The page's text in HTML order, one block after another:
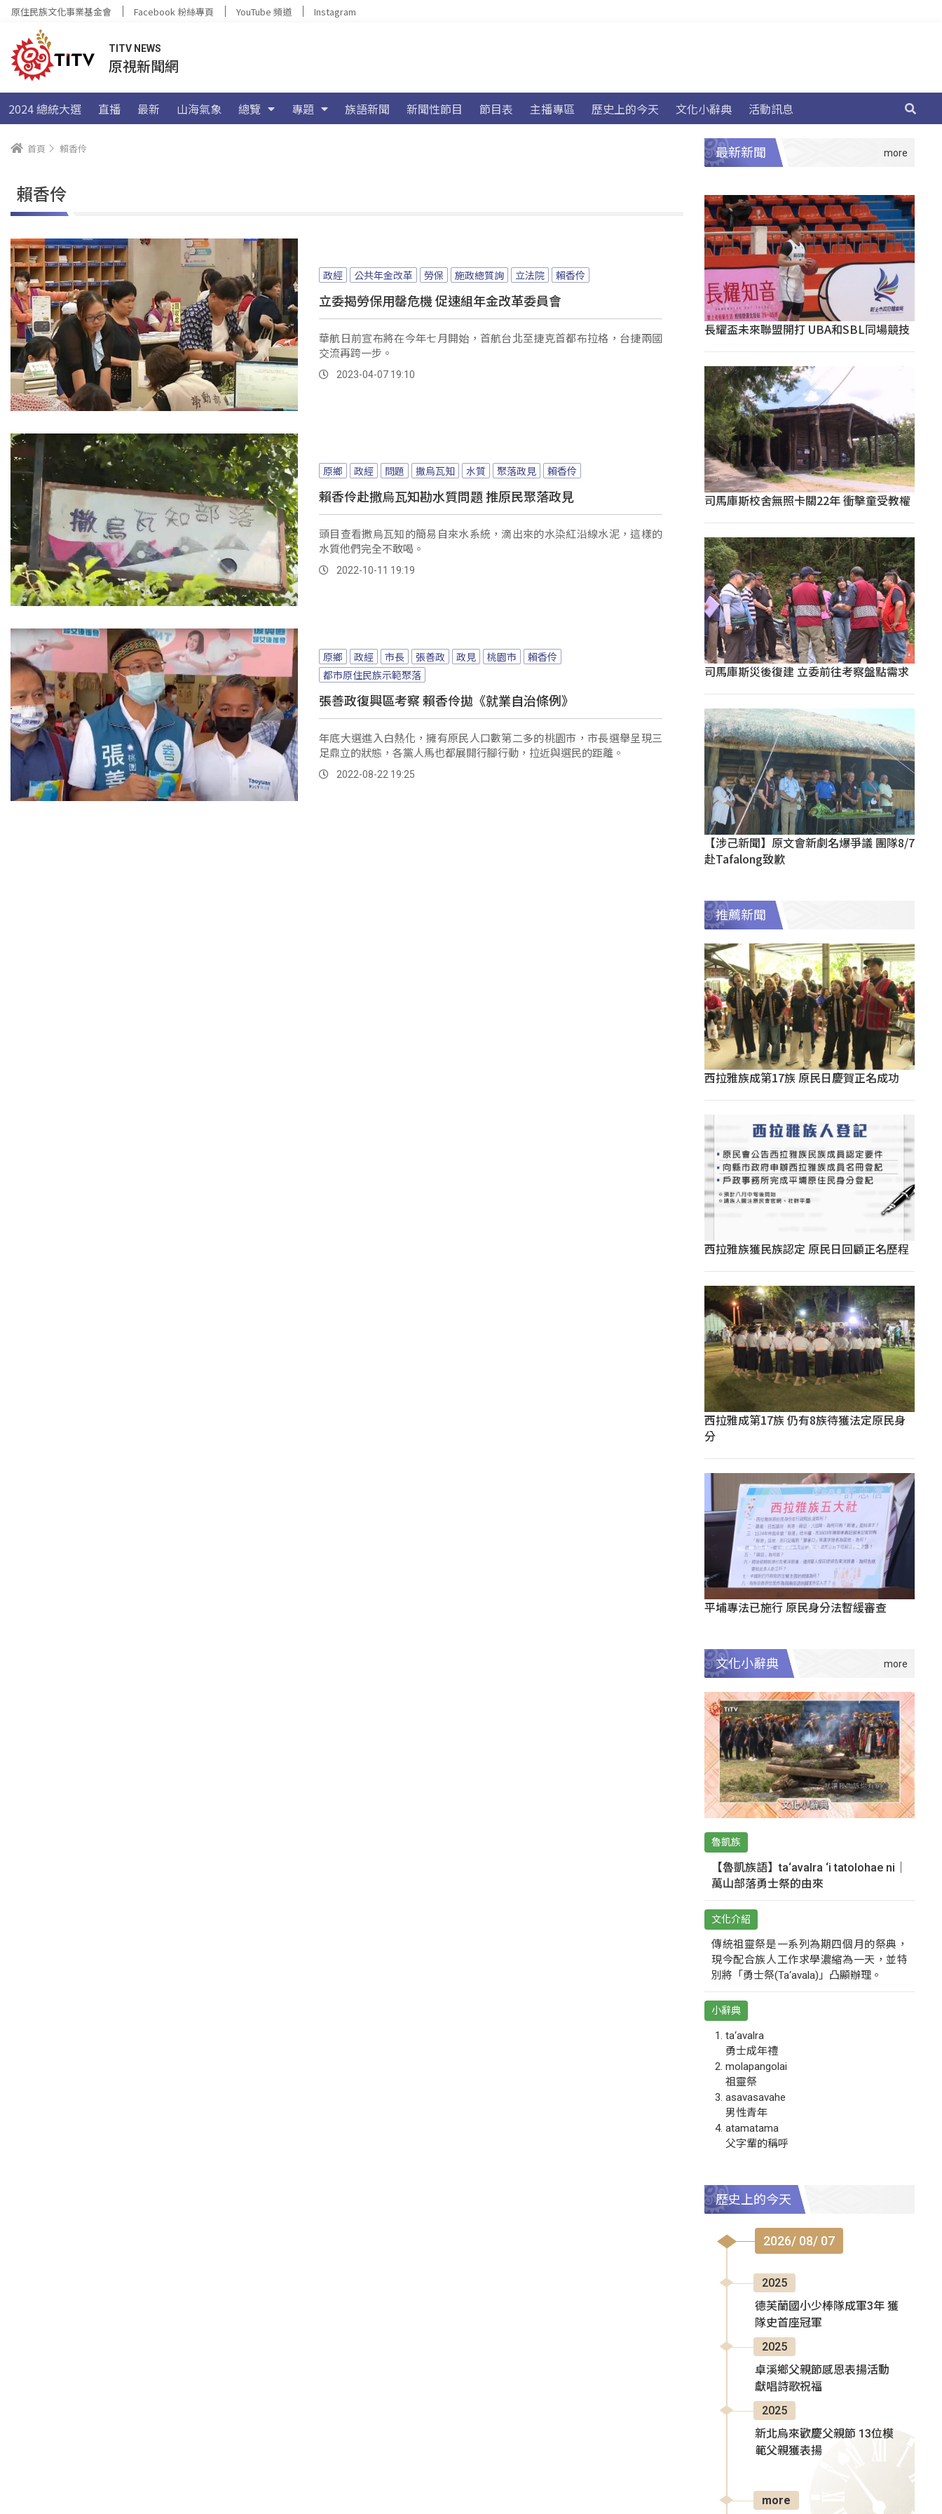
原住民族文化事業基金會 Facebook 粉絲專頁 YouTube 頻道 Instagram
TITV NEWS
原視新聞網
2024 總統大選 直播 最新 山海氣象 總覽 專題 族語新聞 新聞性節目 節目表 主播專區 歷史上的今天 文化小辭典 活動訊息
首頁 賴香伶
賴香伶
政經 公共年金改革 勞保 施政總質詢 立法院 賴香伶
立委揭勞保用罄危機 促速組年金改革委員會
華航日前宣布將在今年七月開始，首航台北至捷克首都布拉格，台捷兩國
交流再跨一步。
2023-04-07 19:10
原鄉 政經 問題 撒烏瓦知 水質 聚落政見 賴香伶
賴香伶赴撒烏瓦知勘水質問題 推原民聚落政見
頭目查看撒烏瓦知的簡易自來水系統，滴出來的水染紅沿線水泥，這樣的
水質他們完全不敢喝。
2022-10-11 19:19
原鄉 政經 市長 張善政 政見 桃園市
賴香伶
都市原住民族示範聚落
張善政復興區考察 賴香伶拋《就業自治條例》
年底大選進入白熱化，擁有原民人口數第二多的桃園市，市長選舉呈現三
足鼎立的狀態，各黨人馬也都展開行腳行動，拉近與選民的距離。
2022-08-22 19:25
最新新聞
長耀盃未來聯盟開打 UBA和SBL同場競技
司馬庫斯校舍無照卡關22年 衝擊童受教權
司馬庫斯災後復建 立委前往考察盤點需求
【涉己新聞】原文會新劇名爆爭議 團隊8/7
赴Tafalong致歉
推薦新聞
西拉雅族成第17族 原民日慶賀正名成功
西拉雅族獲民族認定 原民日回顧正名歷程
西拉雅成第17族 仍有8族待獲法定原民身
分
平埔專法已施行 原民身分法暫緩審查
文化小辭典
魯凱族
【魯凱族語】ta‘avalra ‘i tatolohae ni｜
萬山部落勇士祭的由來
文化介紹
傳統祖靈祭是一系列為期四個月的祭典，
現今配合族人工作求學濃縮為一天，並特
別將「勇士祭(Ta‘avala)」凸顯辦理。
小辭典
ta‘avalra
勇士成年禮
molapangolai
祖靈祭
asavasavahe
男性青年
atamatama
父字輩的稱呼
歷史上的今天
2026/ 08/ 07
2025
德芙蘭國小少棒隊成軍3年 獲
隊史首座冠軍
2025
卓溪鄉父親節感恩表揚活動
獻唱詩歌祝福
2025
新北烏來歡慶父親節 13位模
範父親獲表揚
more